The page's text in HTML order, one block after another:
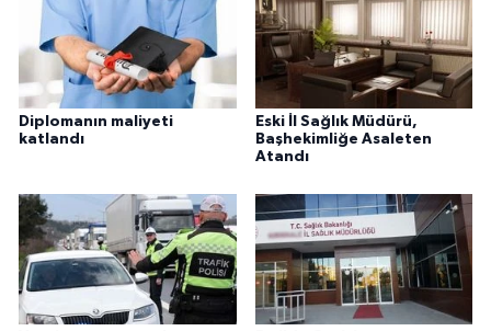
Diplomanın maliyeti
katlandı
Eski İl Sağlık Müdürü,
Başhekimliğe Asaleten
Atandı